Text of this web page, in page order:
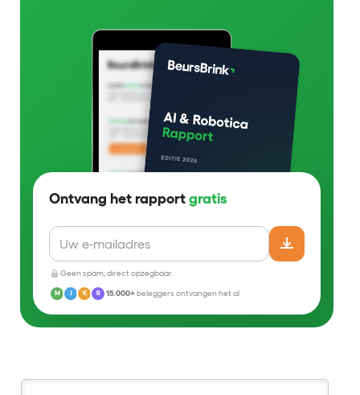
Ontvang het rapport gratis
Geen spam, direct opzegbaar.
M J K R 15.000+beleggers ontvangen het al